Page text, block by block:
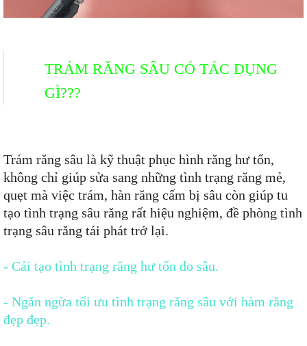
TRÁM RĂNG SÂU CÓ TÁC DỤNG
GÌ???
Trám răng sâu là kỹ thuật phục hình răng hư tổn,
không chỉ giúp sửa sang những tình trạng răng mẻ,
quẹt mà việc trám, hàn răng cấm bị sâu còn giúp tu
tạo tình trạng sâu răng rất hiệu nghiệm, đề phòng tình
trạng sâu răng tái phát trở lại.
- Cải tạo tình trạng răng hư tổn do sâu.
- Ngăn ngừa tối ưu tình trạng răng sâu với hàm răng
đẹp đẹp.